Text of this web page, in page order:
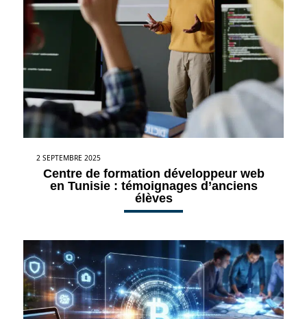
2 SEPTEMBRE 2025
Centre de formation développeur web
en Tunisie : témoignages d’anciens
élèves